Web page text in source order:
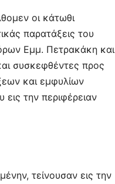
οι κάτωθι
παρατάξεις του
Εμμ. Πετρακάκη και
συσκεφθέντες προς
και εμφυλίων
την περιφέρειαν
τείνουσαν εις την